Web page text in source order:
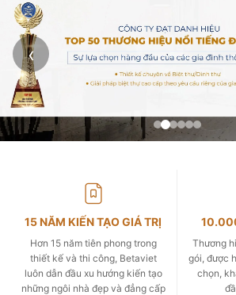
‹
15 NĂM KIẾN TẠO GIÁ TRỊ
Hơn 15 năm tiên phong trong
thiết kế và thi công, Betaviet
luôn dẫn đầu xu hướng kiến tạo
những ngôi nhà đẹp và đẳng cấp
Thương
gói, được
chọn,